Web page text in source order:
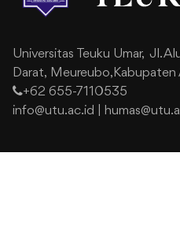
Universitas Teuku Umar, Jl.
Darat, Meureubo,Kabupaten
+62 655-7110535
info@utu.ac.id